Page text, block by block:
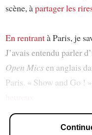
scène, àpartager les
En rentrantà Paris, je
J’avais entendu parler
Open Micsen anglais
Paris. « Show and Go !